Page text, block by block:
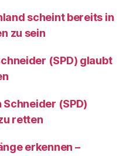
scheint bereits in
zu sein
(SPD) glaubt
Schneider (SPD)
retten
erkennen –